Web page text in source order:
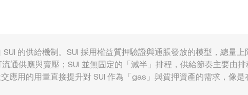
的供給機制。SUI 採用權益質押驗證與通脹發放的模型，總量
通供應與賣壓；SUI 並無固定的「減半」排程，供給節奏主要由
應用的用量直接提升對 SUI 作為「gas」與質押資產的需求，像是